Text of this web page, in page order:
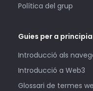
Política del grup
Guies per a
Introducció als
Introducció a Web3
Glossari de termes